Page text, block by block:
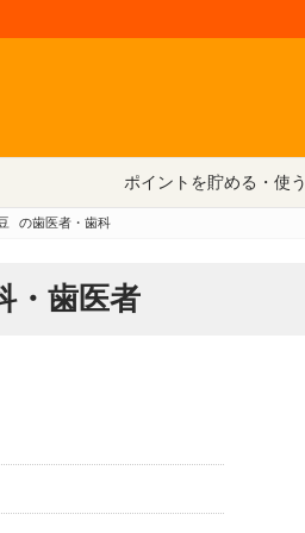
ポイントを貯める・使う
の歯医者・歯科
・歯医者